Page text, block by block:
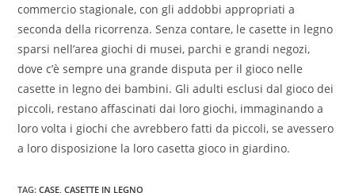
commercio stagionale, con gli addobbi appropriati a
seconda della ricorrenza. Senza contare, le casette in legno
sparsi nell’area giochi di musei, parchi e grandi negozi,
dove c’è sempre una grande disputa per il gioco nelle
casette in legno dei bambini. Gli adulti esclusi dal gioco dei
piccoli, restano affascinati dai loro giochi, immaginando a
loro volta i giochi che avrebbero fatti da piccoli, se avessero
a loro disposizione la loro casetta gioco in giardino.
TAG:CASE, CASETTE IN LEGNO